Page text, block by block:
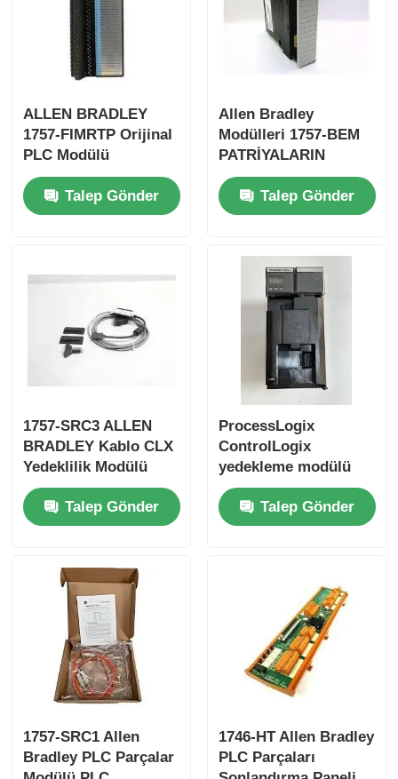
Fabrika turu
Bize ulaşın
Teklif isteği
Allen Bradley PLC Parçaları
Yokogawa Stardom PLC
Hima Güvenlik A.Ş.
ICS Üçlü PLC
Woodward PLC
Schneider PLC Modülü
GE Fanuc Modülü
ALLEN BRADLEY
1757-FIMRTP Orijinal
PLC Modülü
Talep Gönder
Allen Bradley
Modülleri 1757-BEM
PATRİYALARIN
EKSTENSIYON
MODULERİ Hızlı
nakliye
Talep Gönder
1757-SRC3 ALLEN
BRADLEY Kablo CLX
Yedeklilik Modülü
Sıfır Kutusunda
Talep Gönder
ProcessLogix
ControlLogix
yedekleme modülü
1757-SRM
Talep Gönder
1757-SRC1 Allen
Bradley PLC Parçalar
1746-HT Allen Bradley
PLC Parçaları